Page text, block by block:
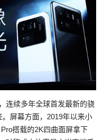
连续多年全球首发最新的骁
屏幕方面，2019年以来小
搭载的2K四曲面屏拿下